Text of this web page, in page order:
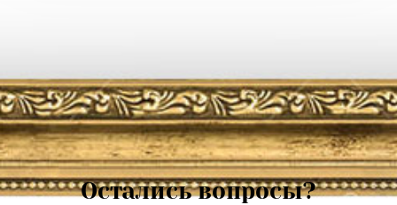
Остались вопросы?